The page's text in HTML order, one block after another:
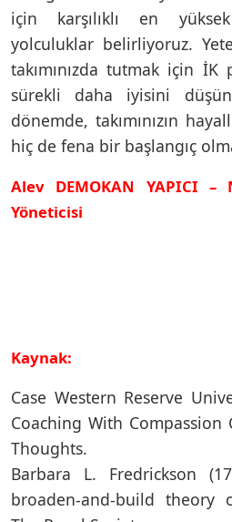
için karşılıklı en
yolculuklar belirliyoruz.
takımınızda tutmak için
sürekli daha iyisini
dönemde, takımınızın
hiç de fena bir başlangıç
Alev DEMOKAN YAPICI
Yöneticisi
Kaynak:
Case Western Reserve
Coaching With Compassion
Thoughts.
Barbara L. Fredrickson
broaden-and-build theory